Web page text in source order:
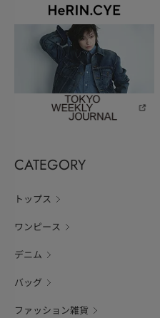
CATEGORY
トップス
ワンピース
デニム
バッグ
ファッション雑貨